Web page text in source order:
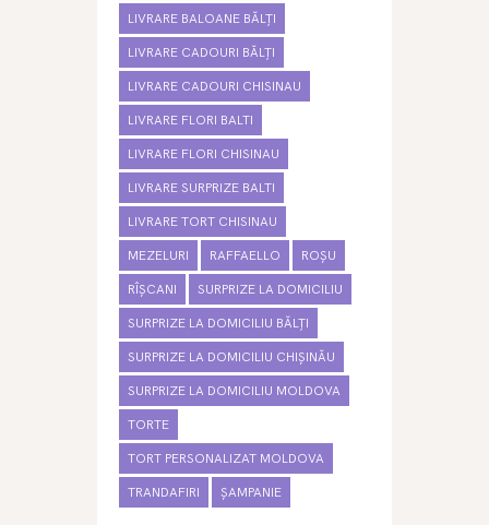
LIVRARE BALOANE BĂLȚI
LIVRARE CADOURI BĂLȚI
LIVRARE CADOURI CHISINAU
LIVRARE FLORI BALTI
LIVRARE FLORI CHISINAU
LIVRARE SURPRIZE BALTI
LIVRARE TORT CHISINAU
MEZELURI RAFFAELLO ROȘU
RÎȘCANI SURPRIZE LA DOMICILIU
SURPRIZE LA DOMICILIU BĂLȚI
SURPRIZE LA DOMICILIU CHIȘINĂU
SURPRIZE LA DOMICILIU MOLDOVA
TORTE
TORT PERSONALIZAT MOLDOVA
TRANDAFIRI ȘAMPANIE